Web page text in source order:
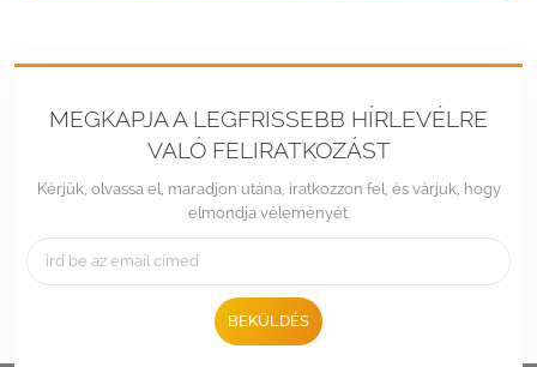
MEGKAPJA A LEGFRISSEBB HÍRLEVÉLRE
VALÓ FELIRATKOZÁST
Kérjük, olvassa el, maradjon utána, iratkozzon fel, és várjuk, hogy
elmondja véleményét.
BEKÜLDÉS